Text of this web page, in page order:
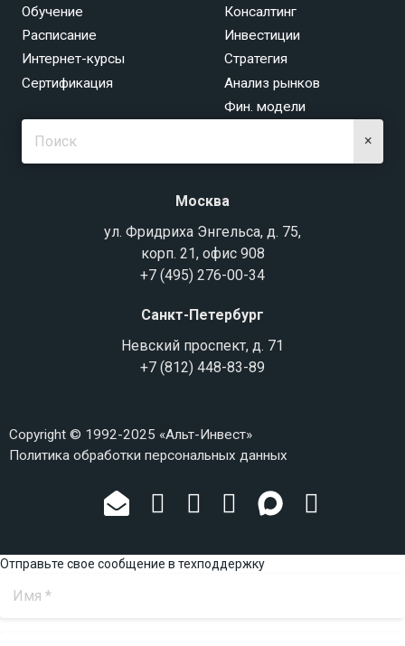
Обучение
Расписание
Интернет-курсы
Сертификация
Консалтинг
Инвестиции
Стратегия
Анализ рынков
Фин. модели
×
Москва
ул. Фридриха Энгельса, д. 75,
корп. 21, офис 908
+7 (495) 276-00-34
Санкт-Петербург
Невский проспект, д. 71
+7 (812) 448-83-89
Copyright © 1992-2025 «Альт-Инвест»
Политика обработки персональных данных
Отправьте свое сообщение в техподдержку